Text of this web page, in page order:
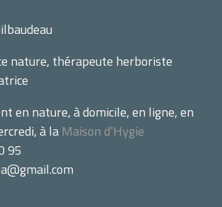
nature, thérapeute herboriste
en nature, à domicile, en ligne, en
à la Maison d’Hygie
95